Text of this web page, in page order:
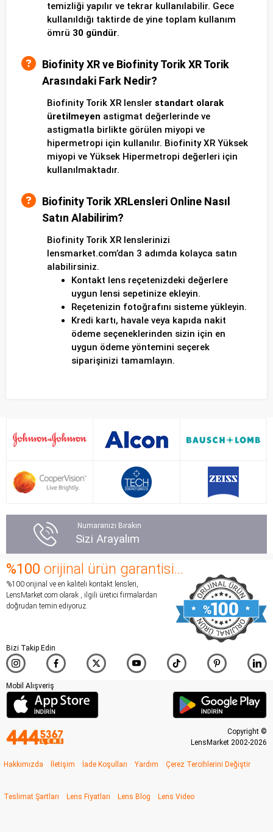
temizliği yapılır ve tekrar kullanılabilir. Gece
kullanıldığı taktirde de yine toplam kullanım
ömrü 30 gündür.
Biofinity XR ve Biofinity Torik XR Torik
Arasındaki Fark Nedir?
Biofinity Torik XR lensler standart olarak
üretilmeyen astigmat değerlerinde ve
astigmatla birlikte görülen miyopi ve
hipermetropi için kullanılır. Biofinity XR Yüksek
miyopi ve Yüksek Hipermetropi değerleri için
kullanılmaktadır.
Biofinity Torik XRLensleri Online Nasıl
Satın Alabilirim?
Biofinity Torik XR lenslerinizi
lensmarket.com’dan 3 adımda kolayca satın
alabilirsiniz.
Kontakt lens reçetenizdeki değerlere
uygun lensi sepetinize ekleyin.
Reçetenizin fotoğrafını sisteme yükleyin.
Kredi kartı, havale veya kapıda nakit
ödeme seçeneklerinden sizin için en
uygun ödeme yöntemini seçerek
siparişinizi tamamlayın.
Numaranızı Bırakın
Sizi Arayalım
%100 orijinal ürün garantisi...
%100 orijinal ve en kaliteli kontakt lensleri,
LensMarket.com olarak , ilgili üretici firmalardan
doğrudan temin ediyoruz.
Bizi Takip Edin
Mobil Alışveriş
Copyright ©
LensMarket 2002-2026
Hakkımızda İletişim İade Koşulları Yardım Çerez Tercihlerini Değiştir
Teslimat Şartları Lens Fiyatları Lens Blog Lens Video